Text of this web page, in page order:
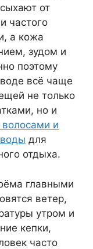
от
частого
а кожа
зудом и
поэтому
всё чаще
не только
но и
волосами и
для
отдыха.
главными
ветер,
утром и
кепки,
часто